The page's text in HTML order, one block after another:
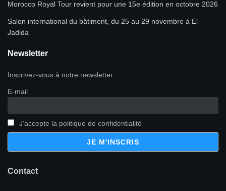
Morocco Royal Tour revient pour une 15e édition en octobre 2026
Salon international du bâtiment, du 25 au 29 novembre à El
Jadida
Newsletter
Inscrivez-vous à notre newsletter
E-mail
J'accepte la politique de confidentialité
Contact